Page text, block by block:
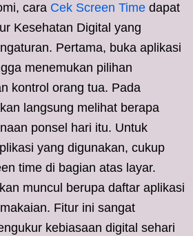
cara Cek Screen Time dapat
Kesehatan Digital yang
Pertama, buka aplikasi
menemukan pilihan
kontrol orang tua. Pada
langsung melihat berapa
ponsel hari itu. Untuk
yang digunakan, cukup
time di bagian atas layar.
muncul berupa daftar aplikasi
Fitur ini sangat
kebiasaan digital sehari